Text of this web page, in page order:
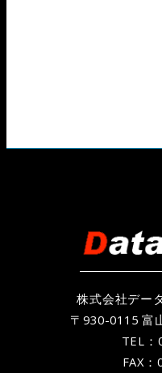
株式会社デー
〒930-0115 富
TEL：
FAX